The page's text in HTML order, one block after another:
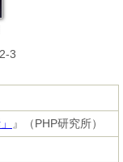
3
』（PHP研究所）